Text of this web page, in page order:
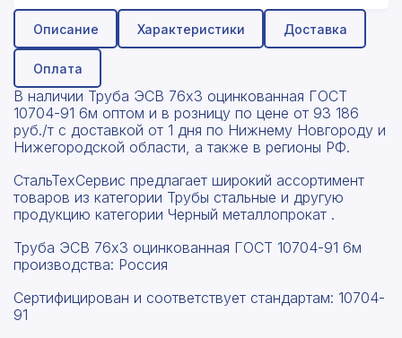
Описание Характеристики Доставка
Оплата
В наличии Труба ЭСВ 76x3 оцинкованная ГОСТ
10704-91 6м оптом и в розницу по цене от 93 186
руб./т с доставкой от 1 дня по Нижнему Новгороду и
Нижегородской области, а также в регионы РФ.
СтальТехСервис предлагает широкий ассортимент
товаров из категории Трубы стальные и другую
продукцию категории Черный металлопрокат .
Труба ЭСВ 76x3 оцинкованная ГОСТ 10704-91 6м
производства: Россия
Сертифицирован и соответствует стандартам: 10704-
91